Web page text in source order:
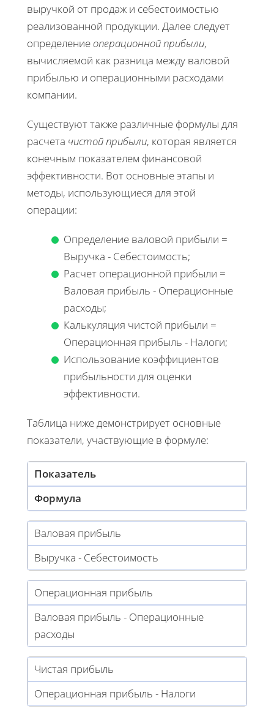
выручкой от продаж и себестоимостью
реализованной продукции. Далее следует
определениеоперационной прибыли,
вычисляемой как разница между валовой
прибылью и операционными расходами
компании.
Существуют также различные формулы для
расчета чистой прибыли, которая является
конечным показателем финансовой
эффективности. Вот основные этапы и
методы, использующиеся для этой
операции:
Определение валовой прибыли =
Выручка - Себестоимость;
Расчет операционной прибыли =
Валовая прибыль - Операционные
расходы;
Калькуляция чистой прибыли =
Операционная прибыль - Налоги;
Использование коэффициентов
прибыльности для оценки
эффективности.
Таблица ниже демонстрирует основные
показатели, участвующие в формуле:
Показатель
Формула
Валовая прибыль
Выручка - Себестоимость
Операционная прибыль
Валовая прибыль - Операционные
расходы
Чистая прибыль
Операционная прибыль - Налоги